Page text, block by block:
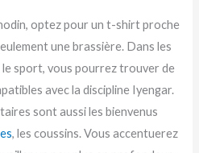
optez pour un t-shirt proche
une brassière. Dans les
le sport, vous pourrez trouver de
avec la discipline Iyengar.
sont aussi les bienvenus
, les coussins. Vous accentuerez